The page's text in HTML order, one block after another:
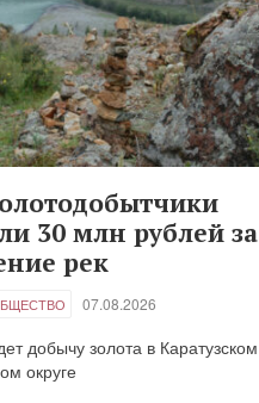
30 млн рублей за
рек
07.08.2026
добычу золота в Каратузском
округе